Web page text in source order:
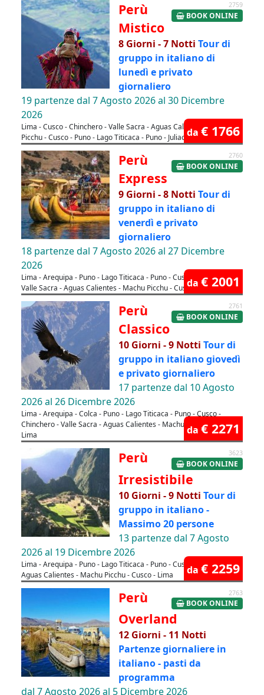
2759
BOOK ONLINE
Perù
Mistico
8 Giorni - 7 Notti Tour di
gruppo in italiano di
lunedì e privato
giornaliero
19 partenze dal 7 Agosto 2026 al 30 Dicembre
2026
Lima - Cusco - Chinchero - Valle Sacra - Aguas Calientes - Machu
Picchu - Cusco - Puno - Lago Titicaca - Puno - Juliaca - Lima
da € 1766
2760
BOOK ONLINE
Perù
Express
9 Giorni - 8 Notti Tour di
gruppo in italiano di
venerdì e privato
giornaliero
18 partenze dal 7 Agosto 2026 al 27 Dicembre
2026
Lima - Arequipa - Puno - Lago Titicaca - Puno - Cusco - Chinchero -
Valle Sacra - Aguas Calientes - Machu Picchu - Cusco - Lima
da € 2001
2761
BOOK ONLINE
Perù
Classico
10 Giorni - 9 Notti Tour di
gruppo in italiano giovedì
e privato giornaliero
17 partenze dal 10 Agosto
2026 al 26 Dicembre 2026
Lima - Arequipa - Colca - Puno - Lago Titicaca - Puno - Cusco -
Chinchero - Valle Sacra - Aguas Calientes - Machu Picchu - Cusco -
Lima
da € 2271
3623
BOOK ONLINE
Perù
Irresistibile
10 Giorni - 9 Notti Tour di
gruppo in italiano -
Massimo 20 persone
13 partenze dal 7 Agosto
2026 al 19 Dicembre 2026
Lima - Arequipa - Puno - Lago Titicaca - Puno - Cusco - Valle Sacra -
Aguas Calientes - Machu Picchu - Cusco - Lima
da € 2259
2763
BOOK ONLINE
Perù
Overland
12 Giorni - 11 Notti
Partenze giornaliere in
italiano - pasti da
programma
dal 7 Agosto 2026 al 5 Dicembre 2026